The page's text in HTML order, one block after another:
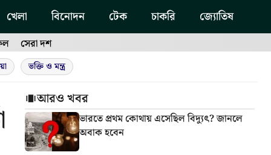
খেলা বিনোদন টেক চাকরি জ্যোতিষ
সেরা দশ
ভক্তি ও মন্ত্র
আরও খবর
ভারতে প্রথম কোথায় এসেছিল বিদ্যুৎ? জানলে
অবাক হবেন